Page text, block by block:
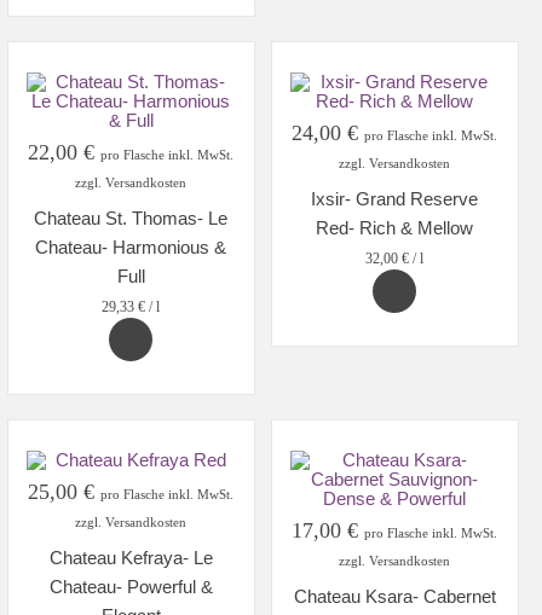
22,00€ pro Flasche inkl. MwSt.
zzgl. Versandkosten
Chateau St. Thomas- Le
Chateau- Harmonious &
Full
29,33€ /l
24,00€ pro Flasche inkl. MwSt.
zzgl. Versandkosten
Ixsir- Grand Reserve
Red- Rich & Mellow
32,00€ /l
25,00€ pro Flasche inkl. MwSt.
zzgl. Versandkosten
Chateau Kefraya- Le
Chateau- Powerful &
17,00€ pro Flasche inkl. MwSt.
zzgl. Versandkosten
Chateau Ksara- Cabernet